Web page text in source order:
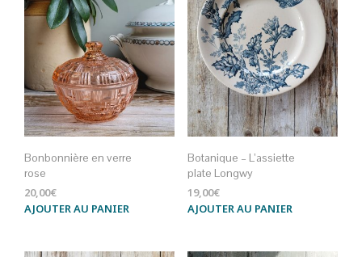
Bonbonnière en verre
rose
20,00€
AJOUTER AU PANIER
Botanique – L’assiette
plate Longwy
19,00€
AJOUTER AU PANIER